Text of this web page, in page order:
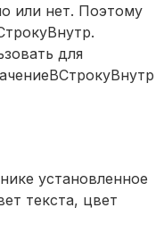
или нет. Поэтому
для
установленное
текста, цвет